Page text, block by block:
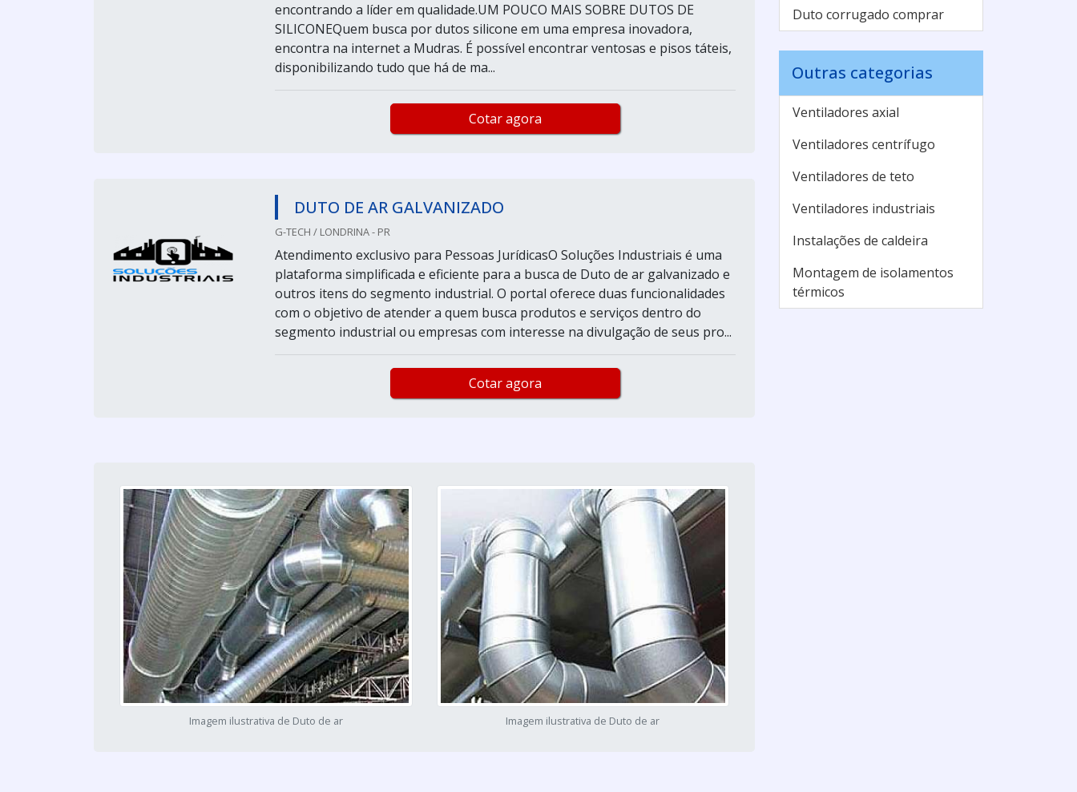
encontrando a líder em qualidade.UM POUCO MAIS SOBRE DUTOS DE
SILICONEQuem busca por dutos silicone em uma empresa inovadora,
encontra na internet a Mudras. É possível encontrar ventosas e pisos táteis,
disponibilizando tudo que há de ma...
Cotar agora
DUTO DE AR GALVANIZADO
G-TECH / LONDRINA - PR
Atendimento exclusivo para Pessoas JurídicasO Soluções Industriais é uma
plataforma simplificada e eficiente para a busca de Duto de ar galvanizado e
outros itens do segmento industrial. O portal oferece duas funcionalidades
com o objetivo de atender a quem busca produtos e serviços dentro do
segmento industrial ou empresas com interesse na divulgação de seus pro...
Cotar agora
Imagem ilustrativa de Duto de ar Imagem ilustrativa de Duto de ar
Duto corrugado comprar
Outras categorias
Ventiladores axial
Ventiladores centrífugo
Ventiladores de teto
Ventiladores industriais
Instalações de caldeira
Montagem de isolamentos
térmicos